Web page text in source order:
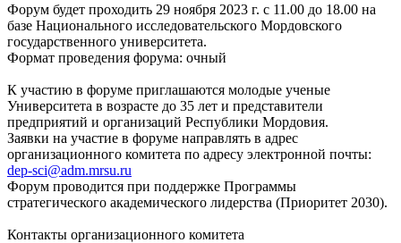
Форум будет проходить 29 ноября 2023 г. с 11.00 до 18.00 на
базе Национального исследовательского Мордовского
государственного университета.
Формат проведения форума: очный
К участию в форуме приглашаются молодые ученые
Университета в возрасте до 35 лет и представители
предприятий и организаций Республики Мордовия.
Заявки на участие в форуме направлять в адрес
организационного комитета по адресу электронной почты:
dep-sci@adm.mrsu.ru
Форум проводится при поддержке Программы
стратегического академического лидерства (Приоритет 2030).
Контакты организационного комитета